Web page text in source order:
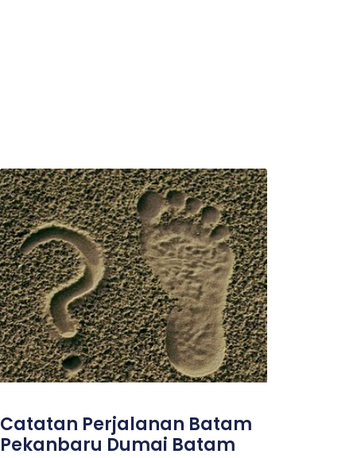
Catatan Perjalanan Batam
Pekanbaru Dumai Batam